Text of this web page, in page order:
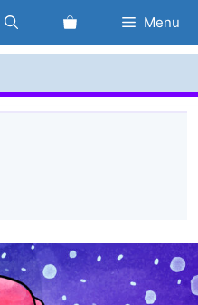
Menu